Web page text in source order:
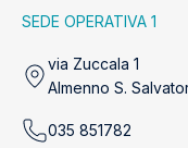
SEDE OPERATIVA 1
via Zuccala 1
Almenno S.
035 851782